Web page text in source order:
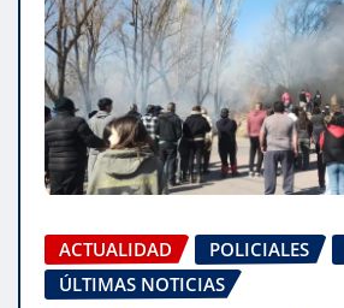
ACTUALIDAD POLICIALES
ÚLTIMAS NOTICIAS